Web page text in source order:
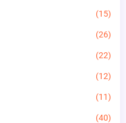
(15)
(26)
(22)
(12)
(11)
(40)